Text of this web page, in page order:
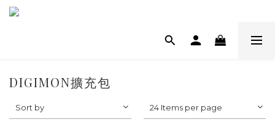
DIGIMON擴充包
Sort by 24 Items per page